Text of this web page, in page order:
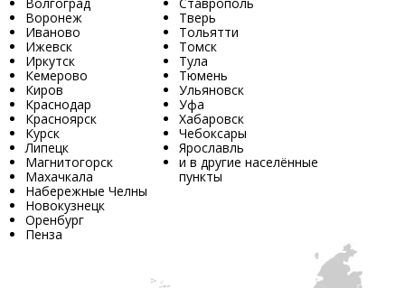
Воронеж
Иваново
Ижевск
Иркутск
Кемерово
Киров
Краснодар
Красноярск
Курск
Липецк
Магнитогорск
Махачкала
Набережные Челны
Новокузнецк
Оренбург
Пенза
Тверь
Тольятти
Томск
Тула
Тюмень
Ульяновск
Уфа
Хабаровск
Чебоксары
Ярославль
и в другие населённые
пункты